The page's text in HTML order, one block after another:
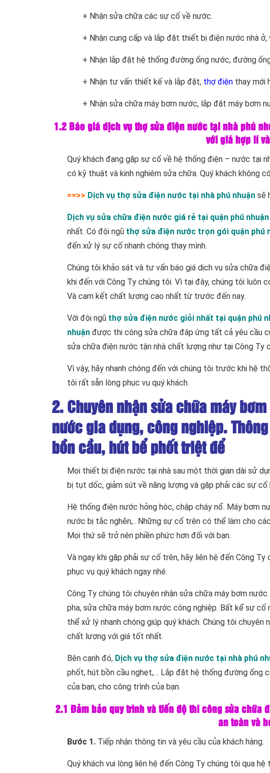
+ Nhận sửa chữa các sự cố về nước.
+ Nhận cung cấp và lắp đặt thiết bị điện nước nhà ở,
+ Nhận lắp đặt hệ thống đường ống nước, đường
+ Nhận tư vấn thiết kế và lắp đặt, thợ điện thay mới
+ Nhận sửa chữa máy bơm nước, lắp đặt máy bơm
1.2 Báo giá dịch vụ thợ sửa điện nước tại nhà phú
với giá hợp lí
Quý khách đang gặp sự cố về hệ thống điện – nước tại
có kỹ thuật và kinh nghiêm sửa chữa. Quý khách không
==>> Dịch vụ thợ sửa điện nước tại nhà phú nhuận sẽ
Dịch vụ sửa chữa điện nước giá rẻ tại quận phú nhuận
nhất. Có đội ngũ thợ sửa điện nước trọn gói quận phú
đến xử lý sự cố nhanh chóng thay mình.
Chúng tôi khảo sát và tư vấn báo giá dịch vụ sửa chữa
khi đến với Công Ty chúng tôi. Vì tại đây, chúng tôi
Và cam kết chất lượng cao nhất từ trước đến nay.
Với đội ngũ thợ sửa điện nước giỏi nhất tại quận phú
nhuận được thi công sửa chữa đáp ứng tất cả yêu cầu
sửa chữa điện nước tận nhà chất lượng như tại Công Ty
Vì vậy, hãy nhanh chóng đến với chúng tôi trước khi hệ
tôi rất sẵn lòng phục vụ quý khách.
2. Chuyên nhận sửa chữa máy
nước gia dụng, công nghiệp.
bồn cầu, hút bể phốt triệt để
Mọi thiết bị điện nước tại nhà sau một thời gian dài sử
bị tụt dốc, giảm sút về năng lượng và gặp phải các sự cố
Hệ thống điện nước hỏng hóc, chập cháy nổ. Máy bơm
nước bị tắc nghẽn,.. Những sự cố trên có thể làm cho
Mọi thứ sẽ trở nên phiền phức hơn đối với bạn.
Và ngay khi gặp phải sự cố trên, hãy liên hệ đến Công Ty
phục vụ quý khách ngay nhé.
Công Ty chúng tôi chuyên nhận sửa chữa máy bơm
pha, sửa chữa máy bơm nước công nghiệp. Bất kể sự
thể xử lý nhanh chóng giúp quý khách. Chúng tôi
chất lượng với giá tốt nhất.
Bên cạnh đó, Dịch vụ thợ sửa điện nước tại nhà phú
phốt, hút bồn cầu nghẹt,… Lắp đặt hệ thống đường ống
của bạn, cho công trình của bạn.
2.1 Đảm bảo quy trình và tiến độ thi công sửa chữa
an toàn và
Bước 1. Tiếp nhận thông tin và yêu cầu của khách hàng.
Quý khách vui lòng liên hệ đến Công Ty chúng tôi qua